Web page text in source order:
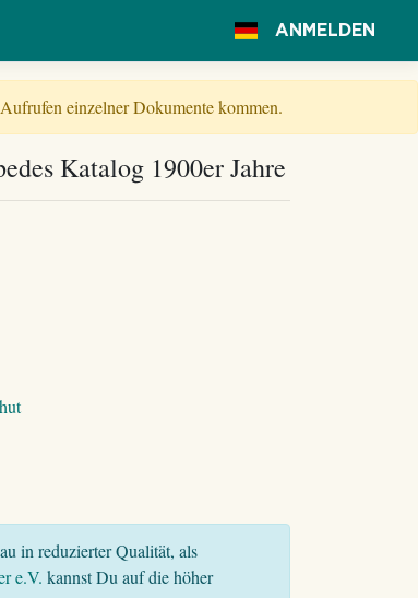
ANMELDEN
einzelner Dokumente kommen.
Katalog 1900er Jahre
in reduzierter Qualität, als
e.V. kannst Du auf die höher